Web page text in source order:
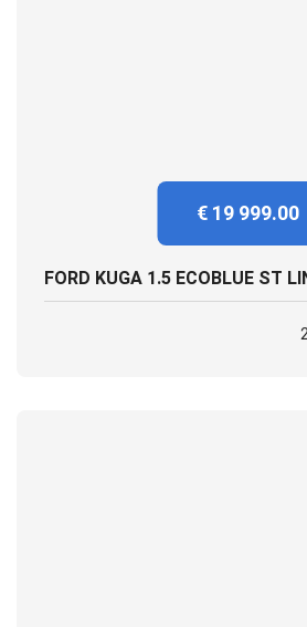
€ 19 999.00
FORD KUGA 1.5 ECOBLUE ST